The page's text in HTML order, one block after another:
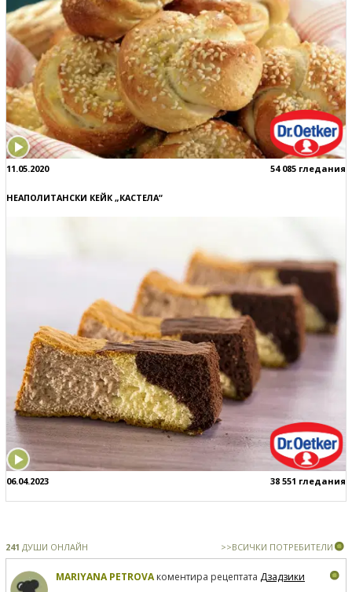
11.05.2020 54 085 гледания
НЕАПОЛИТАНСКИ КЕЙК „КАСТЕЛА“
06.04.2023 38 551 гледания
241 ДУШИ ОНЛАЙН >>ВСИЧКИ ПОТРЕБИТЕЛИ
MARIYANA PETROVAкоментира рецептата Дзадзики